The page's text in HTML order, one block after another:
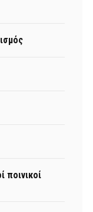
ποινικοί